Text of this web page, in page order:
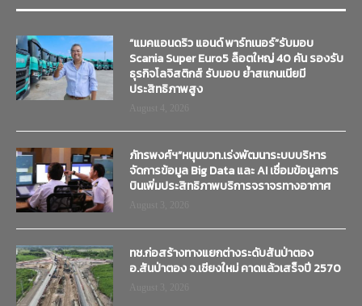
“แมคแอนดริว แอนด์ พาร์ทเนอร์”รับมอบ
Scania Super Euro5 ล็อตใหญ่ 40 คัน รองรับ
ธุรกิจโลจิสติกส์ รับมอบ ย้ำสแกนเนียมี
ประสิทธิภาพสูง
ภัทรพงศ์ฯ”หนุนบวท.เร่งพัฒนาระบบบริหาร
จัดการข้อมูล Big Data และ AI เชื่อมข้อมูลการ
บินเพิ่มประสิทธิภาพบริการจราจรทางอากาศ
ทช.ก่อสร้างทางแยกต่างระดับสันป่าตอง
อ.สันป่าตอง จ.เชียงใหม่ คาดแล้วเสร็จปี 2570